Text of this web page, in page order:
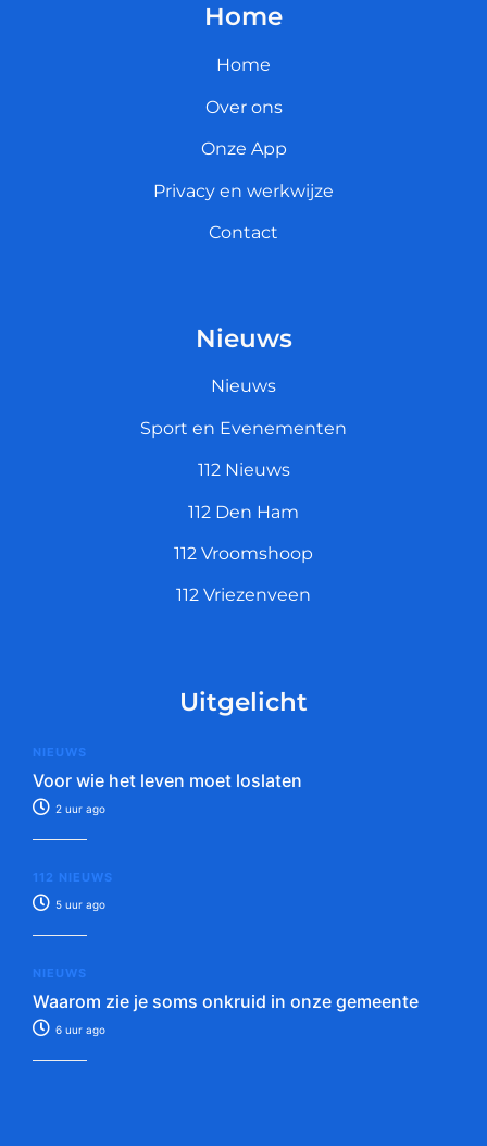
Home
Home
Over ons
Onze App
Privacy en werkwijze
Contact
Nieuws
Nieuws
Sport en Evenementen
112 Nieuws
112 Den Ham
112 Vroomshoop
112 Vriezenveen
Uitgelicht
NIEUWS
Voor wie het leven moet loslaten
2 uur ago
112 NIEUWS
5 uur ago
NIEUWS
Waarom zie je soms onkruid in onze gemeente
6 uur ago